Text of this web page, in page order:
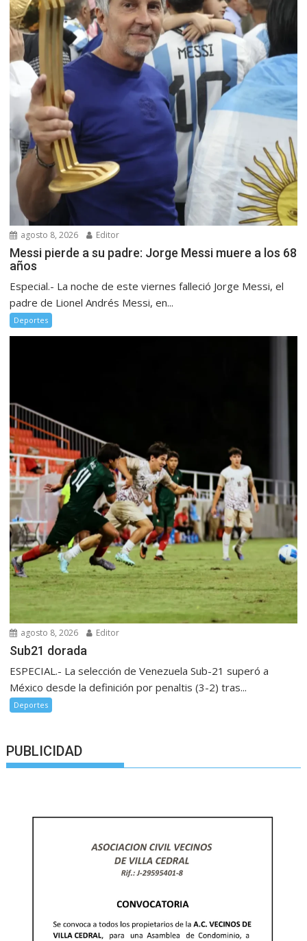
agosto 8, 2026 Editor
Messi pierde a su padre: Jorge Messi muere a los 68
años
Especial.- La noche de este viernes falleció Jorge Messi, el
padre de Lionel Andrés Messi, en...
Deportes
agosto 8, 2026 Editor
Sub21 dorada
ESPECIAL.- La selección de Venezuela Sub-21 superó a
México desde la definición por penaltis (3-2) tras...
Deportes
PUBLICIDAD